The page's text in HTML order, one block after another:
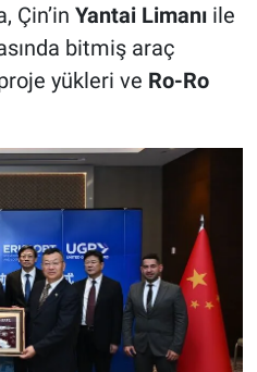
Çin’in Yantai Limanıile
bitmiş araç
yükleri ve Ro-Ro